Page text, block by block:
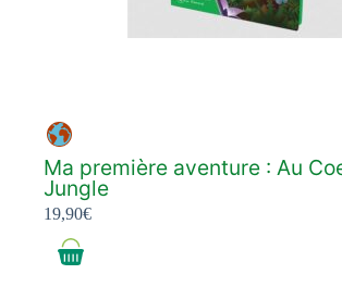
Ma première aventure : Au
Jungle
19,90€